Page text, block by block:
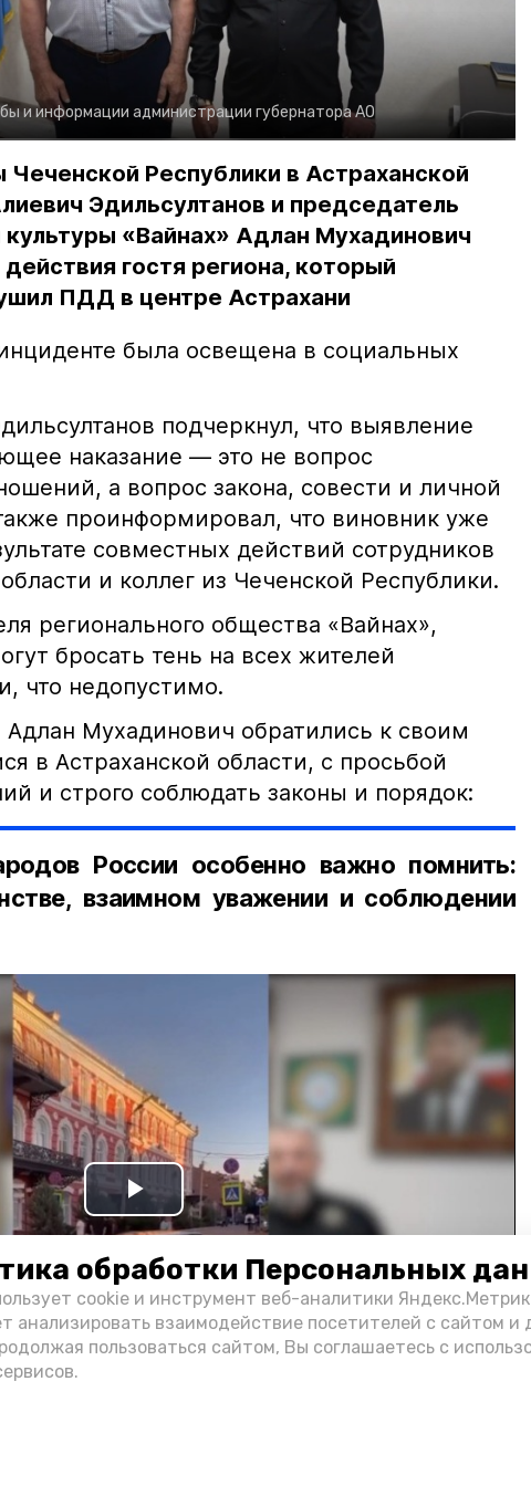
обработки Персональных
cookie и инструмент веб-аналитики
анализировать взаимодействие посетителей с сайтом и
пользоваться сайтом, Вы соглашаетесь с
и информации администрации губернатора АО
Чеченской Республики в Астраханской
Эдильсултанов и председатель
«Вайнах» Адлан Мухадинович
гостя региона, который
ПДД в центре Астрахани
была освещена в социальных
подчеркнул, что выявление
наказание — это не вопрос
а вопрос закона, совести и личной
проинформировал, что виновник уже
совместных действий сотрудников
и коллег из Чеченской Республики.
регионального общества «Вайнах»,
бросать тень на всех жителей
что недопустимо.
Мухадинович обратились к своим
в Астраханской области, с просьбой
и строго соблюдать законы и порядок:
России особенно важно помнить:
взаимном уважении и соблюдении
Play
Video